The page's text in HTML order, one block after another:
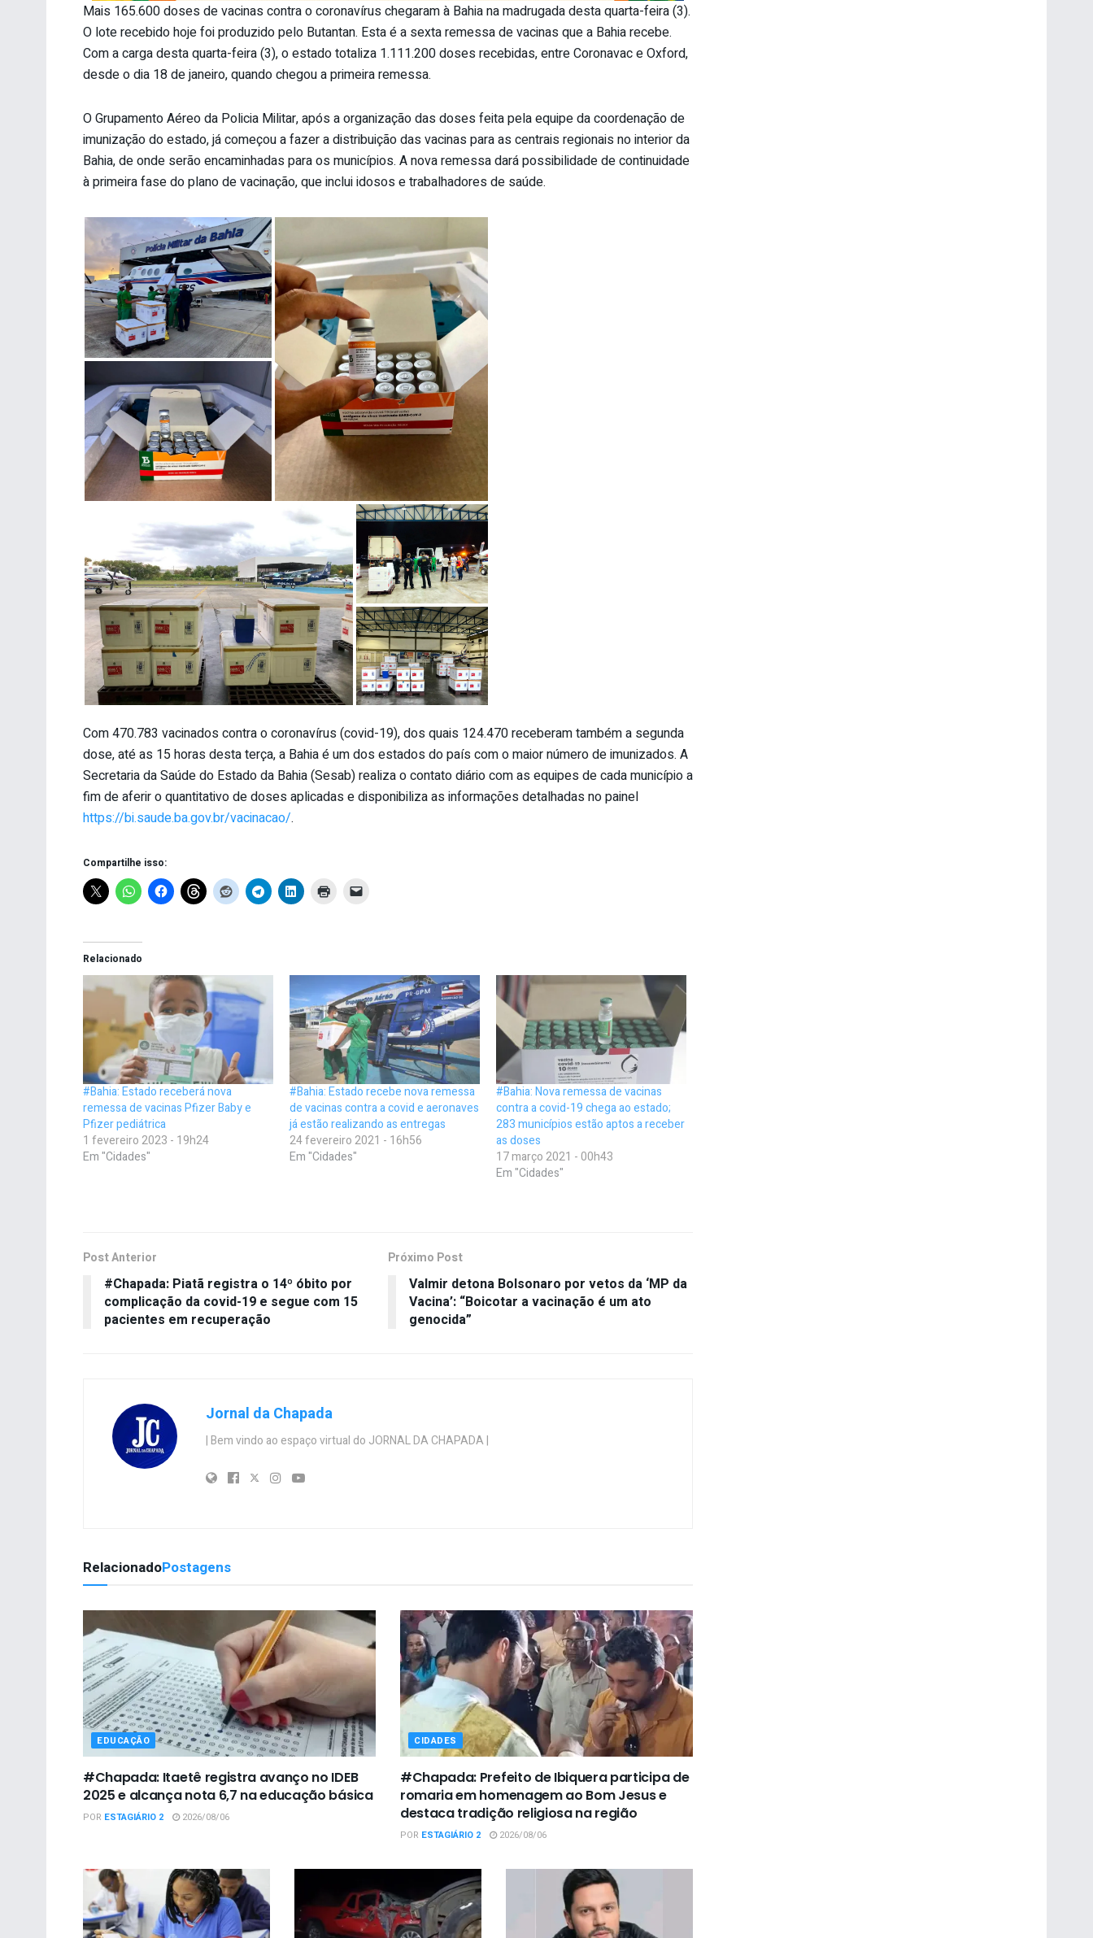
Mais 165.600 doses de vacinas contra o coronavírus chegaram à Bahia na madrugada desta quarta-feira (3).
O lote recebido hoje foi produzido pelo Butantan. Esta é a sexta remessa de vacinas que a Bahia recebe.
Com a carga desta quarta-feira (3), o estado totaliza 1.111.200 doses recebidas, entre Coronavac e Oxford,
desde o dia 18 de janeiro, quando chegou a primeira remessa.
O Grupamento Aéreo da Policia Militar, após a organização das doses feita pela equipe da coordenação de
imunização do estado, já começou a fazer a distribuição das vacinas para as centrais regionais no interior da
Bahia, de onde serão encaminhadas para os municípios. A nova remessa dará possibilidade de continuidade
à primeira fase do plano de vacinação, que inclui idosos e trabalhadores de saúde.
Com 470.783 vacinados contra o coronavírus (covid-19), dos quais 124.470 receberam também a segunda
dose, até as 15 horas desta terça, a Bahia é um dos estados do país com o maior número de imunizados. A
Secretaria da Saúde do Estado da Bahia (Sesab) realiza o contato diário com as equipes de cada município a
fim de aferir o quantitativo de doses aplicadas e disponibiliza as informações detalhadas no painel
https://bi.saude.ba.gov.br/vacinacao/.
Compartilhe isso:
Relacionado
#Bahia: Estado receberá nova
remessa de vacinas Pfizer Baby e
Pfizer pediátrica
1 fevereiro 2023 - 19h24
Em "Cidades"
#Bahia: Estado recebe nova remessa
de vacinas contra a covid e aeronaves
já estão realizando as entregas
24 fevereiro 2021 - 16h56
Em "Cidades"
#Bahia: Nova remessa de vacinas
contra a covid-19 chega ao estado;
283 municípios estão aptos a receber
as doses
17 março 2021 - 00h43
Em "Cidades"
Post Anterior
#Chapada: Piatã registra o 14º óbito por
complicação da covid-19 e segue com 15
pacientes em recuperação
Próximo Post
Valmir detona Bolsonaro por vetos da ‘MP da
Vacina’: “Boicotar a vacinação é um ato
genocida”
Jornal da Chapada
| Bem vindo ao espaço virtual do JORNAL DA CHAPADA |
RelacionadoPostagens
EDUCAÇÃO
#Chapada: Itaetê registra avanço no IDEB
2025 e alcança nota 6,7 na educação básica
POR ESTAGIÁRIO 2 2026/08/06
CIDADES
#Chapada: Prefeito de Ibiquera participa de
romaria em homenagem ao Bom Jesus e
destaca tradição religiosa na região
POR ESTAGIÁRIO 2 2026/08/06